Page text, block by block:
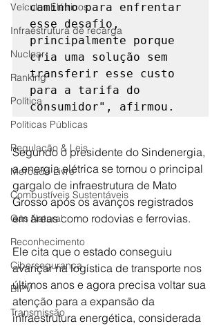
Veículos Elétricos
Infraestrutura de recarga
Nuclear
Ranking
Política
Políticas Públicas
Regulação & Leis
Mercado Livre
Combustíveis Sustentáveis
Gás Natural
Reconhecimento
Cibersegurança
BIPV
Transmissão
caminho para enfrentar
esse desafio,
principalmente porque
cria uma solução sem
transferir esse custo
para a tarifa do
consumidor", afirmou.
Segundo o presidente do Sindenergia,
a energia elétrica se tornou o principal
gargalo de infraestrutura de Mato
Grosso após os avanços registrados
em áreas como rodovias e ferrovias.
Ele cita que o estado conseguiu
avançar na logística de transporte nos
últimos anos e agora precisa voltar sua
atenção para a expansão da
infraestrutura energética, considerada